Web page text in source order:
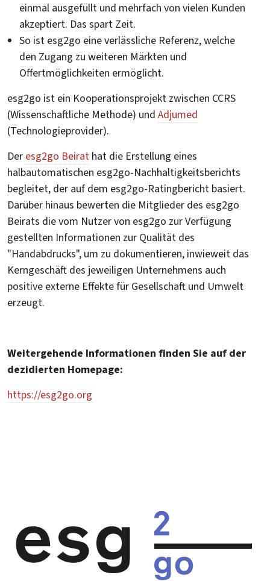
einmal ausgefüllt und mehrfach von vielen Kunden
akzeptiert. Das spart Zeit.
So ist esg2go eine verlässliche Referenz, welche
den Zugang zu weiteren Märkten und
Offertmöglichkeiten ermöglicht.
esg2go ist ein Kooperationsprojekt zwischen CCRS
(Wissenschaftliche Methode) und Adjumed
(Technologieprovider).
Der esg2go Beirat hat die Erstellung eines
halbautomatischen esg2go-Nachhaltigkeitsberichts
begleitet, der auf dem esg2go-Ratingbericht basiert.
Darüber hinaus bewerten die Mitglieder des esg2go
Beirats die vom Nutzer von esg2go zur Verfügung
gestellten Informationen zur Qualität des
"Handabdrucks", um zu dokumentieren, inwieweit das
Kerngeschäft des jeweiligen Unternehmens auch
positive externe Effekte für Gesellschaft und Umwelt
erzeugt.
Weitergehende Informationen finden Sie auf der
dezidierten Homepage:
https://esg2go.org